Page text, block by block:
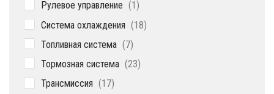
Рулевое управление 1 1
Система охлаждения 1818
Топливная система 77
Тормозная система 2323
Трансмиссия 1717